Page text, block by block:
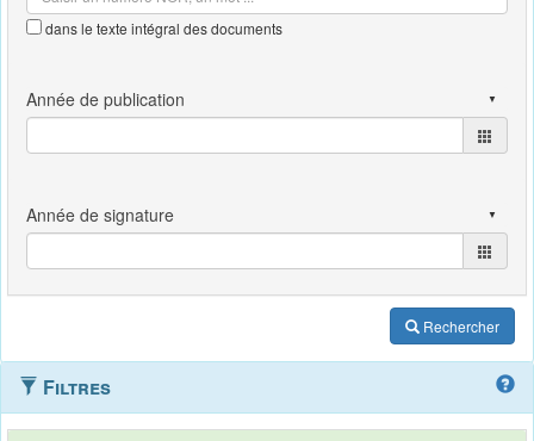
dans le texte intégral des documents
Rechercher
Filtres